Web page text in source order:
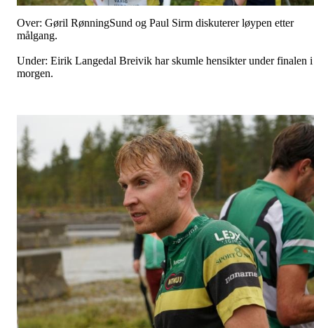
Over: Gøril RønningSund og Paul Sirm diskuterer løypen etter
målgang.
Under: Eirik Langedal Breivik har skumle hensikter under finalen i
morgen.